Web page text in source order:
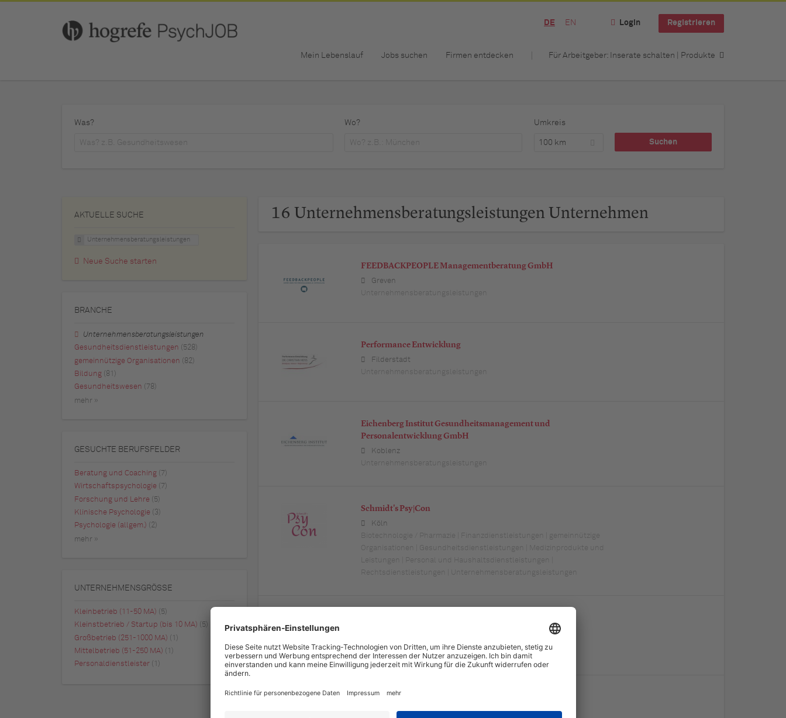
DE EN Login Registrieren
Mein Lebenslauf Jobs suchen Firmen entdecken Für Arbeitgeber: Inserate schalten | Produkte
Was? Wo? Umkreis
100 km
16 Unternehmensberatungsleistungen Unternehmen
FEEDBACKPEOPLE Managementberatung GmbH
Greven
Unternehmensberatungsleistungen
Performance Entwicklung
Filderstadt
Unternehmensberatungsleistungen
Eichenberg Institut Gesundheitsmanagement und
Personalentwicklung GmbH
Koblenz
Unternehmensberatungsleistungen
Schmidt's Psy|Con
Köln
Biotechnologie / Pharmazie | Finanzdienstleistungen | gemeinnützige
Organisationen | Gesundheitsdienstleistungen | Medizinprodukte und
Leistungen | Personal und Haushaltsdienstleistungen |
Rechtsdienstleistungen | Unternehmensberatungsleistungen
Unternehmensberatungsleistungen
Zieringer Consulting
Frankfurt am Main
AKTUELLE SUCHE
Unternehmensberatungsleistungen
Neue Suche starten
BRANCHE
Unternehmensberatungsleistungen
Gesundheitsdienstleistungen
(528)
gemeinnützige Organisationen (82)
Bildung (81)
Gesundheitswesen (78)
mehr »
GESUCHTE BERUFSFELDER
Beratung und Coaching
(7)
Wirtschaftspsychologie
(7)
Forschung und Lehre (5)
Klinische Psychologie (3)
Psychologie (allgem.) (2)
mehr »
UNTERNEHMENSGRÖSSE
Kleinbetrieb (11-50 MA)
(5)
Kleinstbetrieb / Startup (bis 10 MA)
(5)
Großbetrieb (251-1000 MA) (1)
Mittelbetrieb (51-250 MA) (1)
Personaldienstleister (1)